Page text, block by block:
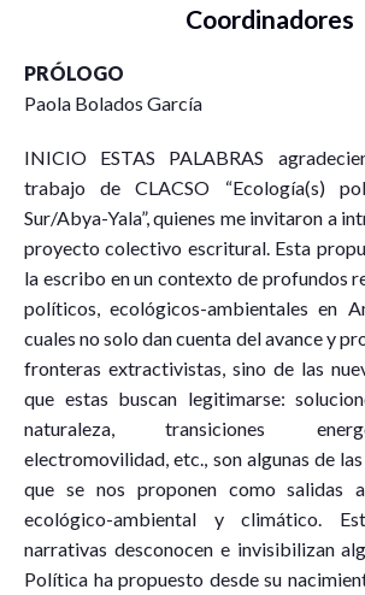
Coordinadores
PRÓLOGO
Paola Bolados García
INICIO ESTAS PALABRAS
trabajo de CLACSO “Ecología(s)
Sur/Abya-Yala”, quienes me invitaron a
proyecto colectivo escritural. Esta
la escribo en un contexto de profundos
políticos, ecológicos-ambientales en
cuales no solo dan cuenta del avance y
fronteras extractivistas, sino de las
que estas buscan legitimarse:
naturaleza, transiciones
electromovilidad, etc., son algunas de
que se nos proponen como salidas
ecológico-ambiental y climático.
narrativas desconocen e invisibilizan
Política ha propuesto desde su